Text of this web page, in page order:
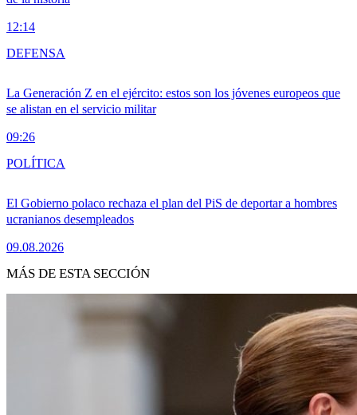
12:14
La Generación Z en el ejército: estos son los jóvenes europeos que
se alistan en el servicio militar
09:26
DEFENSA
El Gobierno polaco rechaza el plan del PiS de deportar a hombres
ucranianos desempleados
09.08.2026
POLÍTICA
MÁS DE ESTA SECCIÓN